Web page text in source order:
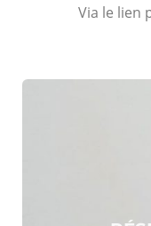
Via le lien